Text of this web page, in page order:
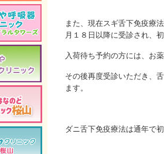
また、現在スギ舌下免疫療
月１８日以降に受診され、
入荷待ち予約の方には、お
その後再度受診いただき、
ます。
ダニ舌下免疫療法は通年で